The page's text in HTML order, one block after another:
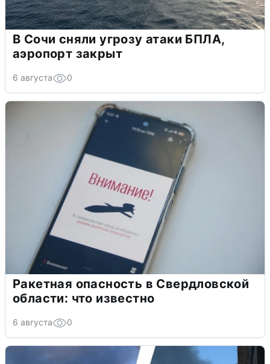
В Сочи сняли угрозу атаки БПЛА,
аэропорт закрыт
6 августа 0
Ракетная опасность в Свердловской
области: что известно
6 августа 0